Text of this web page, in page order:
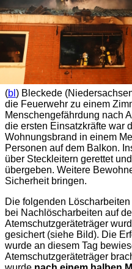
(bl ) Bleckede
die Feuerwehr zu einem
Menschengefährdung nach
die ersten Einsatzkräfte war
Wohnungsbrand in einem
Personen auf dem Balkon.
über Steckleitern gerettet
übergeben. Weitere
Sicherheit bringen.
Die folgenden
bei Nachlöscharbeiten auf
Atemschutzgeräteträger
gesichert (siehe Bild). Die
wurde an diesem Tag
Atemschutzgeräteträger